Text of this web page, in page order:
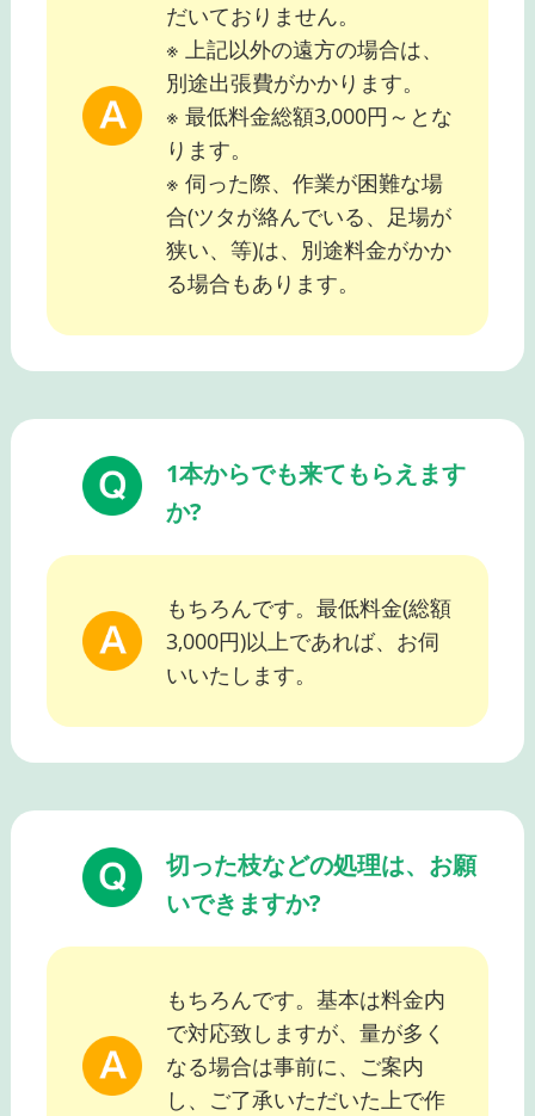
だいておりません。
※ 上記以外の遠方の場合は、
別途出張費がかかります。
※ 最低料金総額3,000円～とな
ります。
※ 伺った際、作業が困難な場
合(ツタが絡んでいる、足場が
狭い、等)は、別途料金がかか
る場合もあります。
1本からでも来てもらえます
か?
もちろんです。最低料金(総額
3,000円)以上であれば、お伺
いいたします。
切った枝などの処理は、お願
いできますか?
もちろんです。基本は料金内
で対応致しますが、量が多く
なる場合は事前に、ご案内
し、ご了承いただいた上で作